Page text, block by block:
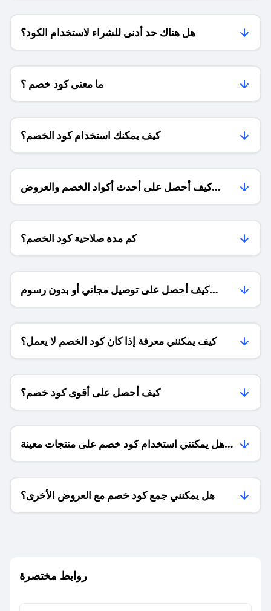
هل هناك حد أدنى للشراء لاستخدام الكود؟
ما معنى كود خصم ؟
كيف يمكنك استخدام كود الخصم؟
كيف أحصل على أحدث أكواد الخصم والعروض
للمتاجر؟
كم مدة صلاحية كود الخصم؟
كيف أحصل على توصيل مجاني أو بدون رسوم
الشحن ؟
كيف يمكنني معرفة إذا كان كود الخصم لا يعمل؟
كيف أحصل على أقوى كود خصم؟
هل يمكنني استخدام كود خصم على منتجات معينة
فقط؟
هل يمكنني جمع كود خصم مع العروض الأخرى؟
روابط مختصرة